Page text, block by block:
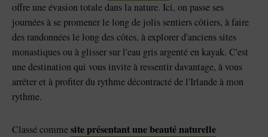
offre une évasion totale dans la nature. Ici, on passe ses
journées à se promener le long de jolis sentiers côtiers, à faire
des randonnées le long des côtes, à explorer d'anciens sites
monastiques ou à glisser sur l'eau gris argenté en kayak. C'est
une destination qui vous invite à ressentir davantage, à vous
arrêter et à profiter du rythme décontracté de l'Irlande à mon
rythme.
Classé commesite présentant une beauté naturelle